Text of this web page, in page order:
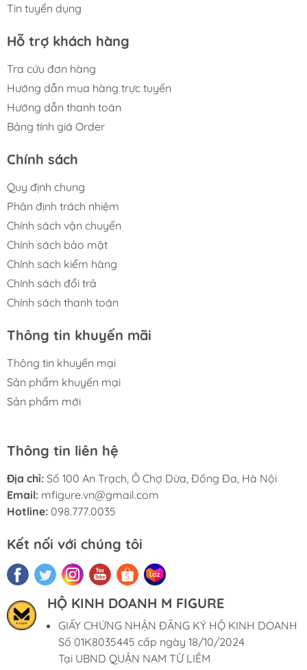
Tin tuyển dụng
Hỗ trợ khách hàng
Tra cứu đơn hàng
Hướng dẫn mua hàng trực tuyến
Hướng dẫn thanh toán
Bảng tính giá Order
Chính sách
Quy định chung
Phân định trách nhiệm
Chính sách vận chuyển
Chính sách bảo mật
Chính sách kiểm hàng
Chính sách đổi trả
Chính sách thanh toán
Thông tin khuyến mãi
Thông tin khuyến mại
Sản phẩm khuyến mại
Sản phẩm mới
Thông tin liên hệ
Địa chỉ: Số 100 An Trạch, Ô Chợ Dừa, Đống Đa, Hà Nội
Email: mfigure.vn@gmail.com
Hotline: 098.777.0035
Kết nối với chúng tôi
HỘ KINH DOANH M FIGURE
GIẤY CHỨNG NHẬN ĐĂNG KÝ HỘ KINH DOANH
Số 01K8035445 cấp ngày 18/10/2024
Tại UBND QUẬN NAM TỪ LIÊM